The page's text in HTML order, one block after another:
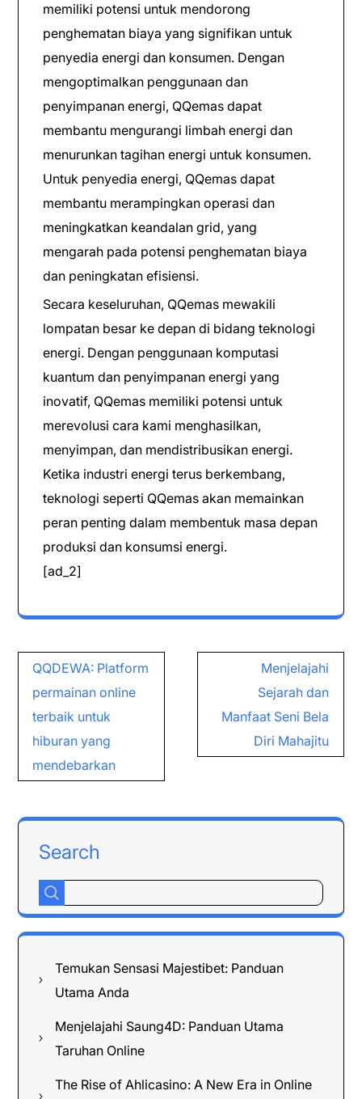
memiliki potensi untuk mendorong
penghematan biaya yang signifikan untuk
penyedia energi dan konsumen. Dengan
mengoptimalkan penggunaan dan
penyimpanan energi, QQemas dapat
membantu mengurangi limbah energi dan
menurunkan tagihan energi untuk konsumen.
Untuk penyedia energi, QQemas dapat
membantu merampingkan operasi dan
meningkatkan keandalan grid, yang
mengarah pada potensi penghematan biaya
dan peningkatan efisiensi.
Secara keseluruhan, QQemas mewakili
lompatan besar ke depan di bidang teknologi
energi. Dengan penggunaan komputasi
kuantum dan penyimpanan energi yang
inovatif, QQemas memiliki potensi untuk
merevolusi cara kami menghasilkan,
menyimpan, dan mendistribusikan energi.
Ketika industri energi terus berkembang,
teknologi seperti QQemas akan memainkan
peran penting dalam membentuk masa depan
produksi dan konsumsi energi.
[ad_2]
Post
navigation
QQDEWA: Platform
permainan online
terbaik untuk
hiburan yang
mendebarkan
Menjelajahi
Sejarah dan
Manfaat Seni Bela
Diri Mahajitu
Search
Temukan Sensasi Majestibet: Panduan
Utama Anda
Menjelajahi Saung4D: Panduan Utama
Taruhan Online
The Rise of Ahlicasino: A New Era in Online